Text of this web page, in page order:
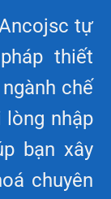
tự
thiết
chế
lòng nhập
bạn xây
chuyên